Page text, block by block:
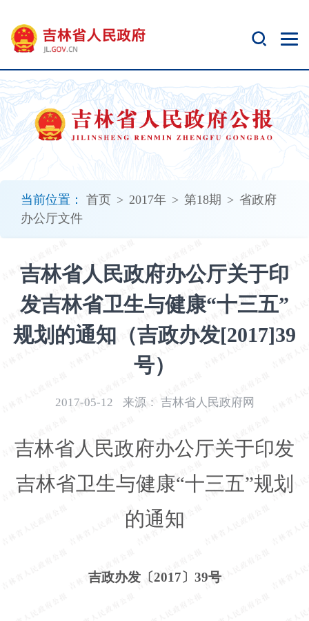
当前位置： 首页 > 2017年 > 第18期 > 省政府
办公厅文件
吉林省人民政府办公厅关于印
发吉林省卫生与健康“十三五”
规划的通知（吉政办发[2017]39
号）
2017-05-12 来源： 吉林省人民政府网
吉林省人民政府办公厅关于印发
吉林省卫生与健康“十三五”规划
的通知
吉政办发〔2017〕39号
开
无
障
碍
说
明
加